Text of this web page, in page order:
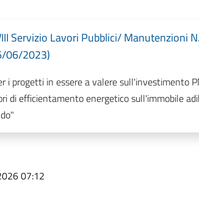
Servizio Lavori Pubblici/ Manutenzioni
06/2023)
i progetti in essere a valere sull'investimento
di efficientamento energetico sull'immobile
07:12